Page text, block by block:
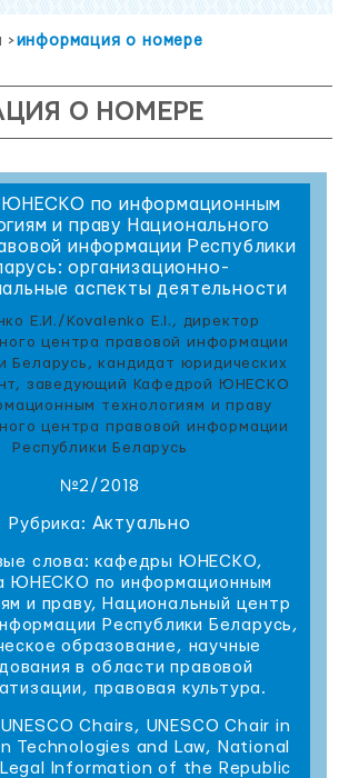
> информация о номере
О НОМЕРЕ
ЮНЕСКО по информационным
и праву Национального
информации Республики
организационно-
аспекты деятельности
Е.И./Kovalenko E.I., директор
центра правовой информации
Беларусь, кандидат юридических
заведующий Кафедрой ЮНЕСКО
технологиям и праву
центра правовой информации
Республики Беларусь
№2/2018
Рубрика: Актуально
слова: кафедры ЮНЕСКО,
ЮНЕСКО по информационным
и праву, Национальный центр
Республики Беларусь,
образование, научные
в области правовой
правовая культура.
Chairs, UNESCO Chair in
Technologies and Law, National
Information of the Republic